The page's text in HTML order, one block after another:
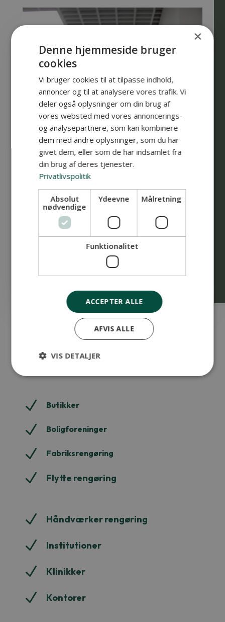
Vi gør rent i:
N Butikker
N Boligforeninger
N Fabriksrengøring
N Flytte rengøring
N Håndværker rengøring
N Institutioner
N Klinikker
N Kontorer
×
Denne hjemmeside bruger
cookies
Vi bruger cookies til at tilpasse indhold,
annoncer og til at analysere vores trafik. Vi
deler også oplysninger om din brug af
vores websted med vores annoncerings-
og analysepartnere, som kan kombinere
dem med andre oplysninger, som du har
givet dem, eller som de har indsamlet fra
din brug af deres tjenester.
Privatlivspolitik
Absolut
nødvendige
Ydeevne Målretning
Funktionalitet
ACCEPTER ALLE
AFVIS ALLE
VIS DETALJER